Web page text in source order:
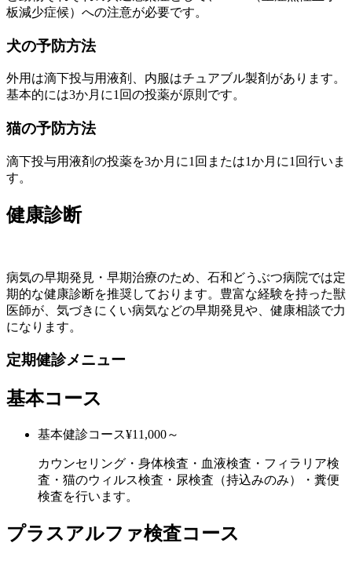
板減少症候）への注意が必要です。
犬の予防方法
外用は滴下投与用液剤、内服はチュアブル製剤があります。
基本的には3か月に1回の投薬が原則です。
猫の予防方法
滴下投与用液剤の投薬を3か月に1回または1か月に1回行いま
す。
健康診断
病気の早期発見・早期治療のため、石和どうぶつ病院では定
期的な健康診断を推奨しております。豊富な経験を持った獣
医師が、気づきにくい病気などの早期発見や、健康相談で力
になります。
定期健診メニュー
基本コース
基本健診コース¥11,000～
カウンセリング・身体検査・血液検査・フィラリア検
査・猫のウィルス検査・尿検査（持込みのみ）・糞便
検査を行います。
プラスアルファ検査コース